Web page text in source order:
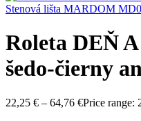
Stenová lišta MARDOM
Roleta DEŇ
šedo-čierny
22,25 € – 64,76 €Price range: